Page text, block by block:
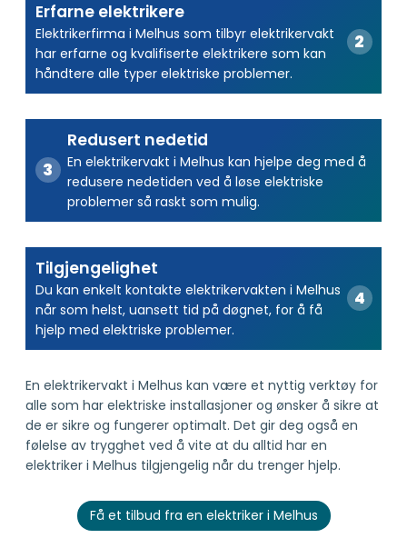
Erfarne elektrikere
Elektrikerfirma i Melhus som tilbyr elektrikervakt
har erfarne og kvalifiserte elektrikere som kan
håndtere alle typer elektriske problemer.
Redusert nedetid
En elektrikervakt i Melhus kan hjelpe deg med å
redusere nedetiden ved å løse elektriske
problemer så raskt som mulig.
Tilgjengelighet
Du kan enkelt kontakte elektrikervakten i Melhus
når som helst, uansett tid på døgnet, for å få
hjelp med elektriske problemer.
En elektrikervakt i Melhus kan være et nyttig verktøy for
alle som har elektriske installasjoner og ønsker å sikre at
de er sikre og fungerer optimalt. Det gir deg også en
følelse av trygghet ved å vite at du alltid har en
elektriker i Melhus tilgjengelig når du trenger hjelp.
Få et tilbud fra en elektriker i Melhus